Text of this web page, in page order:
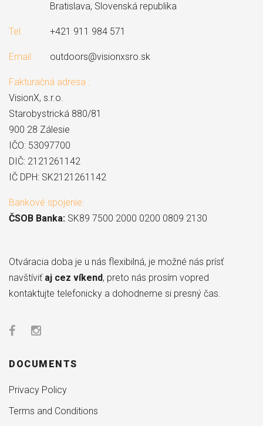
Bratislava, Slovenská republika
Tel. : +421 911 984 571
Email : outdoors@visionxsro.sk
Fakturačná adresa :
VisionX, s.r.o.
Starobystrická 880/81
900 28 Zálesie
IČO: 53097700
DIČ: 2121261142
IČ DPH: SK2121261142
Bankové spojenie:
ČSOB Banka: SK89 7500 2000 0200 0809 2130
Otváracia doba je u nás flexibilná, je možné nás prísť
navštíviť aj cez víkend, preto nás prosím vopred
kontaktujte telefonicky a dohodneme si presný čas.
DOCUMENTS
Privacy Policy
Terms and Conditions